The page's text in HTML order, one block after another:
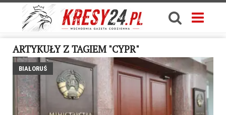
ARTYKUŁY Z TAGIEM "CYPR"
BIAŁORUŚ